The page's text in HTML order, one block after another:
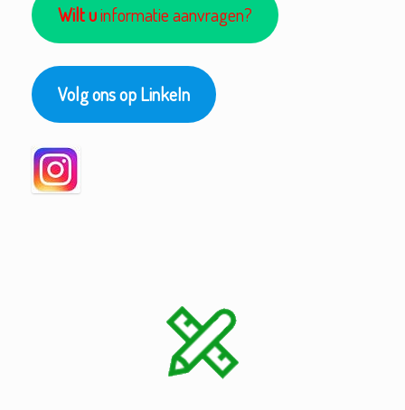
Wilt uinformatie aanvragen?
Volg ons op LinkeIn